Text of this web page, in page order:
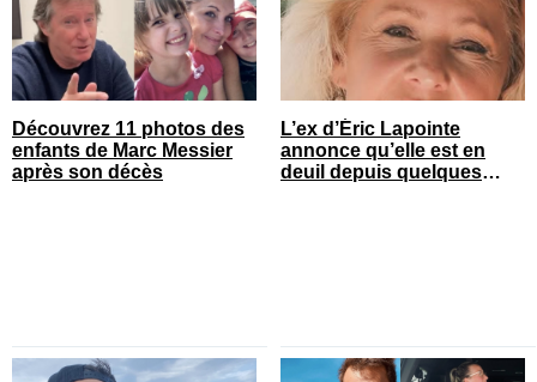
Découvrez 11 photos des
enfants de Marc Messier
après son décès
L’ex d’Éric Lapointe
annonce qu’elle est en
deuil depuis quelques